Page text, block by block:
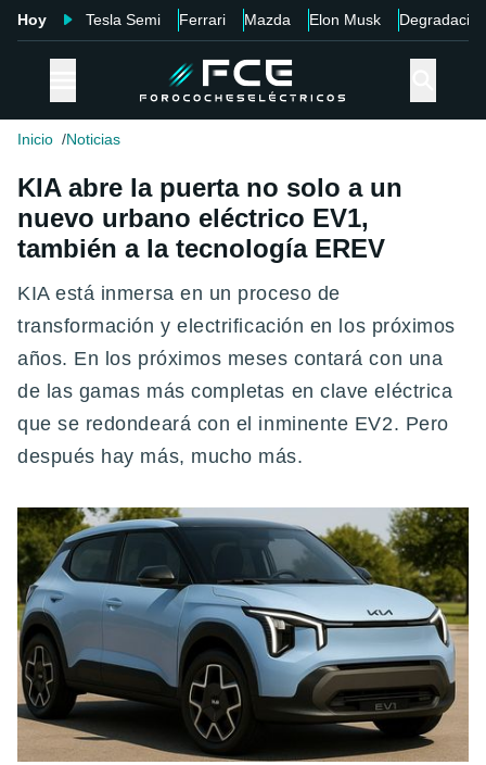
Hoy Tesla Semi Ferrari Mazda Elon Musk Degradación
Inicio Noticias
KIA abre la puerta no solo a un
nuevo urbano eléctrico EV1,
también a la tecnología EREV
KIA está inmersa en un proceso de
transformación y electrificación en los próximos
años. En los próximos meses contará con una
de las gamas más completas en clave eléctrica
que se redondeará con el inminente EV2. Pero
después hay más, mucho más.